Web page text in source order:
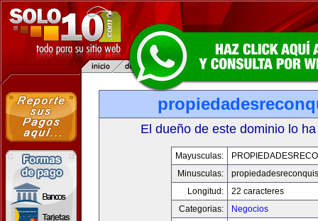
El dueño de este dominio lo
Mayusculas:
Minusculas:
Longitud:
22 caracteres
Categorias:
Negocios